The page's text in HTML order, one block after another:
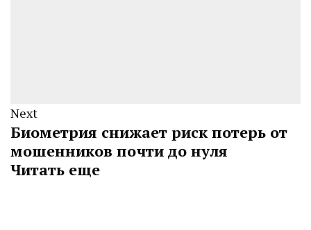
Next
Биометрия снижает риск потерь от
мошенников почти до нуля
Читать еще